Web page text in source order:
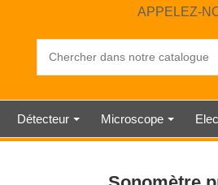
APPELEZ-
Détecteur Microscope
A
CHAUD